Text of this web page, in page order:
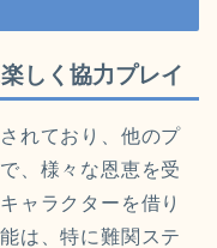
しく協力プレイ
れており、他のプ
、様々な恩恵を受
ャラクターを借り
は、特に難関ステ